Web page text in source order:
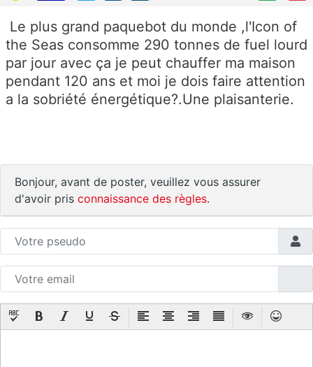
Le plus grand paquebot du monde ,l'Icon of
the Seas consomme 290 tonnes de fuel lourd
par jour avec ça je peut chauffer ma maison
pendant 120 ans et moi je dois faire attention
a la sobriété énergétique?.Une plaisanterie.
Bonjour, avant de poster, veuillez vous assurer
d'avoir pris connaissance des règles.